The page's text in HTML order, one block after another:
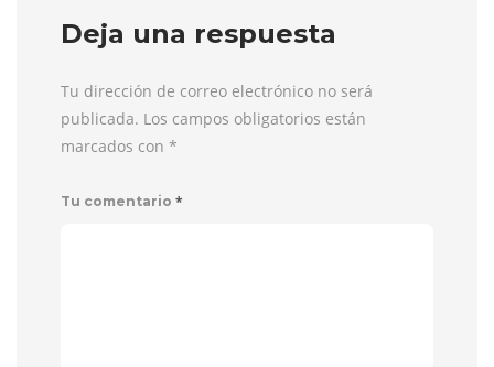
Deja una respuesta
Tu dirección de correo electrónico no será
publicada. Los campos obligatorios están
marcados con *
Tu comentario *